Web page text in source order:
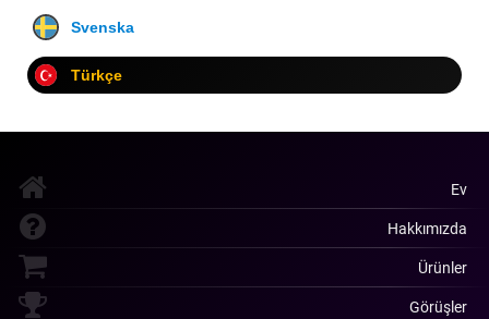
Svenska
Türkçe
Ev
Hakkımızda
Ürünler
Görüşler